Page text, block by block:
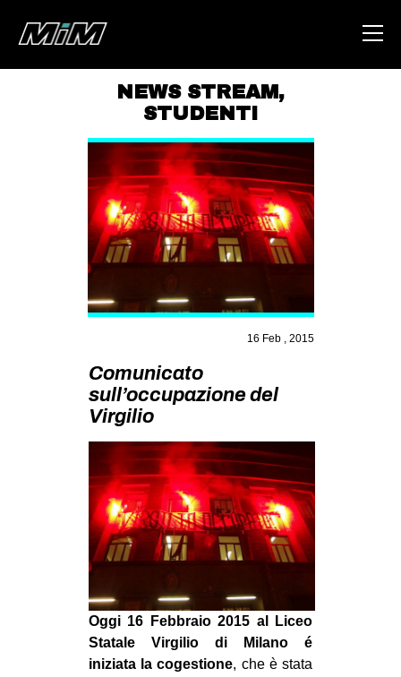
HOME
ABOUT
AREA
DEGENERAZIONE
GAZA FREESTYLE
MSM
STUDENTI TSUNAMI
ZAM
MOBILITAZIONI
SPAZI
SPORT POPOLARE
MOVIMENTI
ANTIFASCISMO
GENERI
NEWS STREAM ,
STUDENTI
16 Feb , 2015
Comunicato
sull’occupazione del
Virgilio
Oggi 16 Febbraio 2015 al Liceo
Statale Virgilio di Milano é
iniziata la cogestione, che è stata